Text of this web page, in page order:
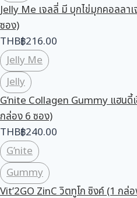
Jelly Me เจลลี่ มี บุกไข่มุกคอลลา
ซอง)
THB฿216.00
Jelly Me
Jelly
G’nite Collagen Gummy แฮนดี้
กล่อง 6 ซอง)
THB฿240.00
G’nite
Gummy
Vit’2GO ZinC วิตทูโก ซิงค์ (1 กล่